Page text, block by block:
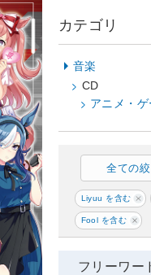
カテゴリ
音楽
CD
アニメ・ゲ
全ての
Liyuu を含む
Fool を含む
フリーワー